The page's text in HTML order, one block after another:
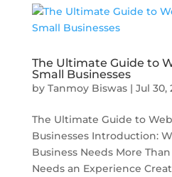
The Ultimate Guide to
Small Businesses
by Tanmoy Biswas| Jul 30,
The Ultimate Guide to
Businesses Introduction:
Business Needs More
Needs an Experience